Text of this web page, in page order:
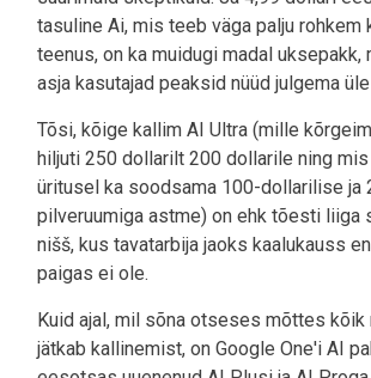
tasuline Ai, mis teeb väga palju rohkem
teenus, on ka muidugi madal
asja kasutajad peaksid nüüd julgema
Tõsi, kõige kallim AI Ultra (mille
hiljuti 250 dollarilt 200 dollarile ning
üritusel ka soodsama 100-dollarilise ja
pilveruumiga astme) on ehk tõesti liiga
nišš, kus tavatarbija jaoks kaalukauss
paigas ei ole.
Kuid ajal, mil sõna otseses mõttes kõik
jätkab kallinemist, on Google One'i AI